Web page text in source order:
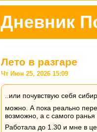
Дневник
Лето в разгаре
Чт Июн 25, 2026 15:09
..или почувствую себя
можно. А пока реально
возможно, а с самого
Работала до 1.30 и мне в